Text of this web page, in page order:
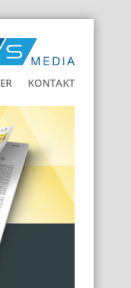
KONTAKT